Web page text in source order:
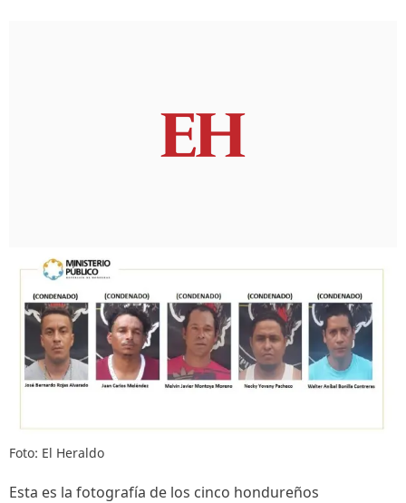
Foto: El Heraldo
Esta es la fotografía de los cinco hondureños